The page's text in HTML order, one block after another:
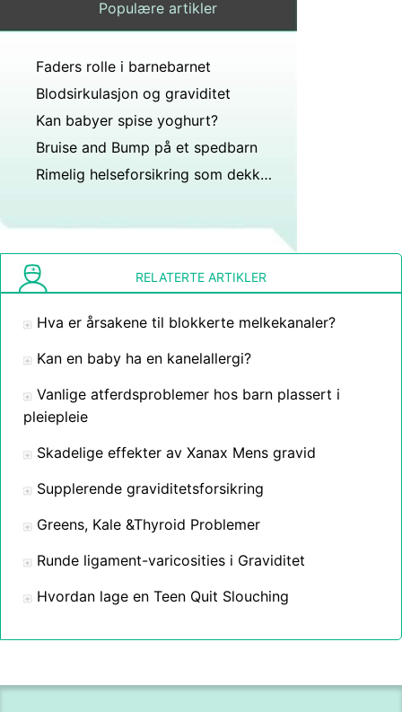
Populære artikler
Faders rolle i barnebarnet
Blodsirkulasjon og graviditet
Kan babyer spise yoghurt?
Bruise and Bump på et spedbarn
Rimelig helseforsikring som dekker graviditet
RELATERTE ARTIKLER
Hva er årsakene til blokkerte melkekanaler?
Kan en baby ha en kanelallergi?
Vanlige atferdsproblemer hos barn plassert i
pleiepleie
Skadelige effekter av Xanax Mens gravid
Supplerende graviditetsforsikring
Greens, Kale &Thyroid Problemer
Runde ligament-varicosities i Graviditet
Hvordan lage en Teen Quit Slouching